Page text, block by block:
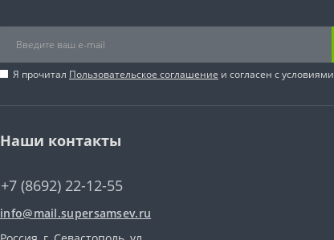
Я прочитал Пользовательское соглашение и согласен с условиями
Наши контакты
+7 (8692) 22-12-55
info@mail.supersamsev.ru